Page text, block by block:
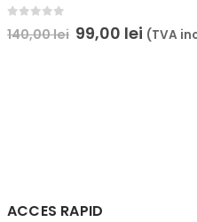
140,00lei 99,00 lei (TVA
ACCES RAPID